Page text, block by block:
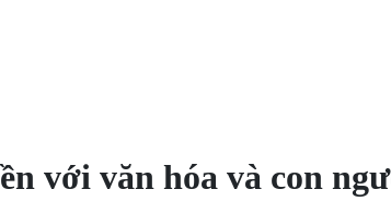
với văn hóa và con